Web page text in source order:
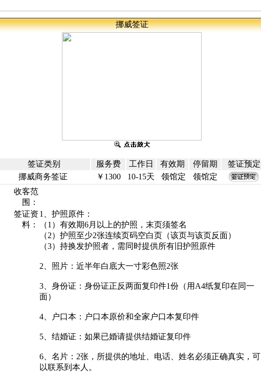
挪威签证
签证类别 服务费 工作日 有效期 停留期
签证预定
挪威商务签证
￥1300 10-15天 领馆定
领馆定
收客范
围：
签证资
料：
1、护照原件：
（1）有效期6月以上的护照，末页须签名
（2）护照至少2张连续页码空白页（该页与该页反面）
（3）持换发护照者，需同时提供所有旧护照原件
2、照片：近半年白底大一寸彩色照2张
3、身份证：身份证正反两面复印件1份（用A4纸复印在同一
面）
4、户口本：户口本原价和全家户口本复印件
5、结婚证：如果已婚请提供结婚证复印件
6、名片：2张，所提供的地址、电话、姓名必须正确真实，可
以联系到本人。